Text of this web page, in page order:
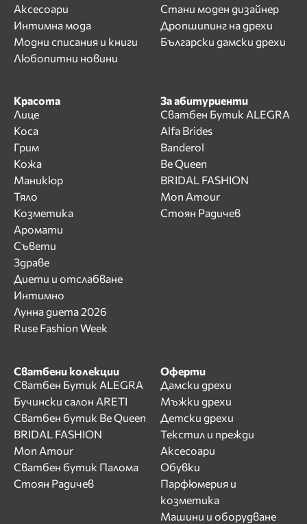
Аксесоари
Интимна мода
Модни списания и книги
Любопитни новини
Стани моден дизайнер
Дропшипинг на дрехи
Български дамски дрехи
Красота
Лице
Коса
Грим
Кожа
Маникюр
Тяло
Козметика
Аромати
Съвети
Здраве
Диети и отслабване
Интимно
Лунна диета 2026
Ruse Fashion Week
За абитуриенти
Сватбен Бутик ALEGRA
Alfa Brides
Banderol
Be Queen
BRIDAL FASHION
Mon Amour
Стоян Радичев
Сватбени колекции
Сватбен Бутик ALEGRA
Бучински салон ARETI
Сватбен бутик Be Queen
BRIDAL FASHION
Mon Amour
Сватбен бутик Палома
Стоян Радичев
Оферти
Дамски дрехи
Мъжки дрехи
Детски дрехи
Текстил и прежди
Аксесоари
Обувки
Парфюмерия и
козметика
Машини и оборудване